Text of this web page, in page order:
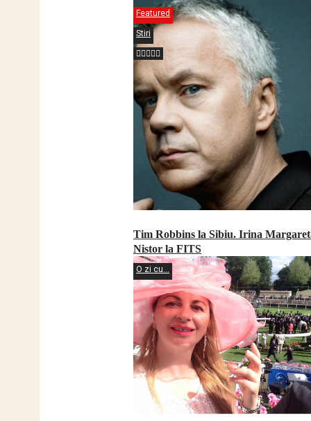
Featured
Stiri
Tim Robbins la Sibiu. Irina
Nistor la FITS
O zi cu...